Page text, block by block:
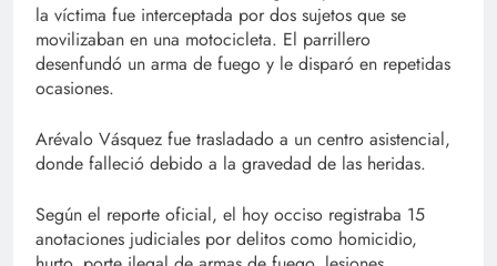
la víctima fue interceptada por dos sujetos que se
movilizaban en una motocicleta. El parrillero
desenfundó un arma de fuego y le disparó en repetidas
ocasiones.
Arévalo Vásquez fue trasladado a un centro asistencial,
donde falleció debido a la gravedad de las heridas.
Según el reporte oficial, el hoy occiso registraba 15
anotaciones judiciales por delitos como homicidio,